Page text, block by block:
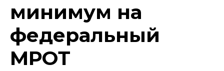
минимум на
федеральный
МРОТ